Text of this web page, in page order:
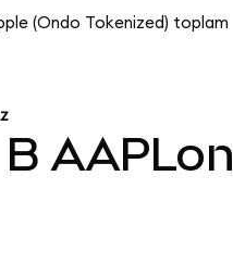
(Ondo Tokenized) toplam
AAPLon